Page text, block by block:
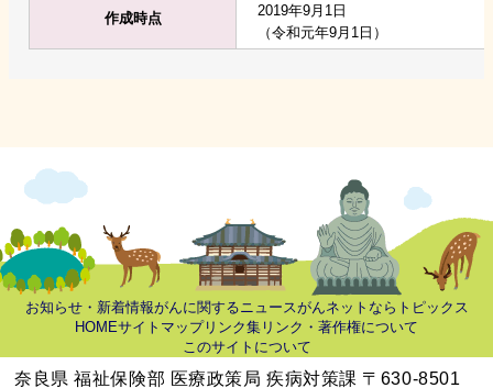
作成時点
2019年9月1日
（令和元年9月1日）
お知らせ・新着情報がんに関するニュースがんネットならトピックス
HOMEサイトマップリンク集 リンク・著作権について
このサイトについて
奈良県 福祉保険部 医療政策局 疾病対策課 〒630-8501